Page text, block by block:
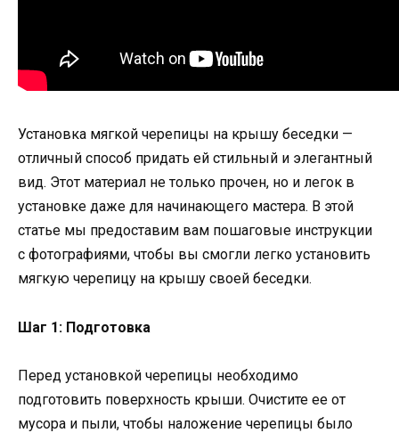
Установка мягкой черепицы на крышу беседки —
отличный способ придать ей стильный и элегантный
вид. Этот материал не только прочен, но и легок в
установке даже для начинающего мастера. В этой
статье мы предоставим вам пошаговые инструкции
с фотографиями, чтобы вы смогли легко установить
мягкую черепицу на крышу своей беседки.
Шаг 1: Подготовка
Перед установкой черепицы необходимо
подготовить поверхность крыши. Очистите ее от
мусора и пыли, чтобы наложение черепицы было